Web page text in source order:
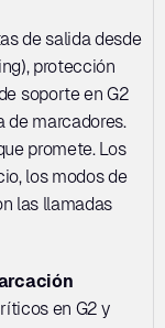
de salida desde
protección
soporte en G2
de marcadores.
promete. Los
los modos de
las llamadas
en G2 y